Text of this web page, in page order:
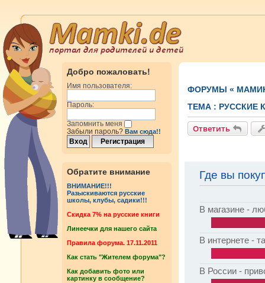
Добро пожаловать!
Имя пользователя:
Пароль:
Запомнить меня
Забыли пароль? Вам сюда!!
Обратите внимание
ВНИМАНИЕ!!!
Разыскиваются русские
школы, клубы, садики!!!
Cкидка 7% на русские книги
Линеечки для нашего сайта
Правила форума. 17.11.2011
Как стать "Жителем форума"?
Как добавить фото или
картинку в сообщение?
ФОРУМЫ «
ТЕМА : РУССКИЕ
Ответить
Где вы
В магазине -
В интернете -
В России -